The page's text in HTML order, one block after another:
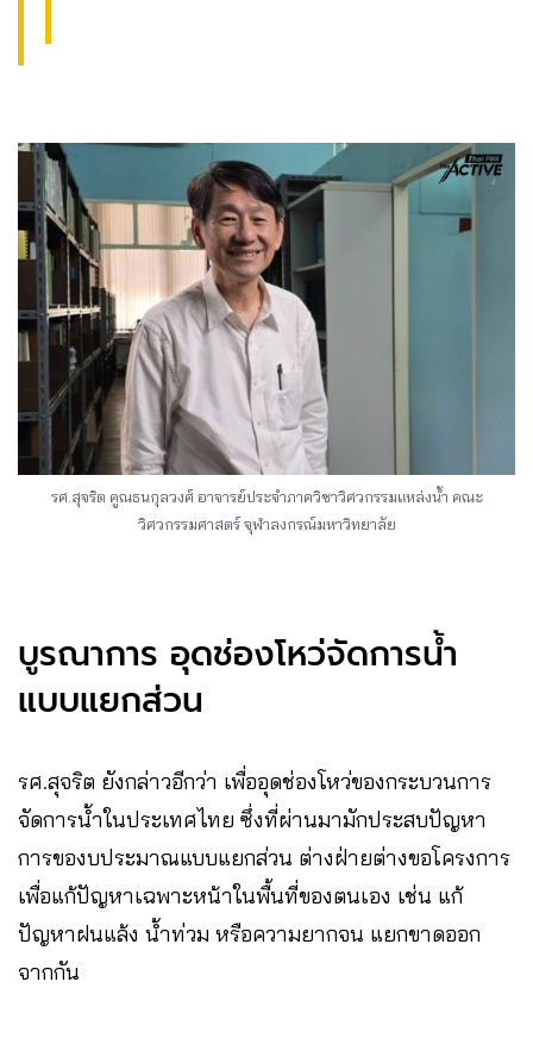
รศ.สุจริต คูณธนกุลวงศ์ อาจารย์ประจำภาควิชาวิศวกรรมแหล่งน้ำ คณะ
วิศวกรรมศาสตร์ จุฬาลงกรณ์มหาวิทยาลัย
บูรณาการ อุดช่องโหว่จัดการน้ำ
แบบแยกส่วน
รศ.สุจริต ยังกล่าวอีกว่า เพื่ออุดช่องโหว่ของกระบวนการ
จัดการน้ำในประเทศไทย ซึ่งที่ผ่านมามักประสบปัญหา
การของบประมาณแบบแยกส่วน ต่างฝ่ายต่างขอโครงการ
เพื่อแก้ปัญหาเฉพาะหน้าในพื้นที่ของตนเอง เช่น แก้
ปัญหาฝนแล้ง น้ำท่วม หรือความยากจน แยกขาดออก
จากกัน